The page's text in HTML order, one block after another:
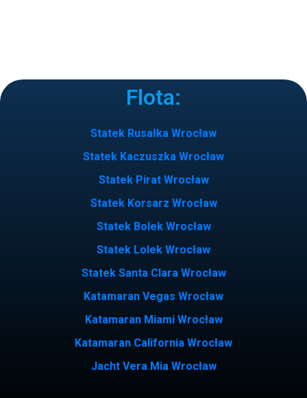
Flota:
Statek Rusałka Wrocław
Statek Kaczuszka Wrocław
Statek Pirat Wrocław
Statek Korsarz Wrocław
Statek Bolek Wrocław
Statek Lolek Wrocław
Statek Santa Clara Wrocław
Katamaran Vegas Wrocław
Katamaran Miami Wrocław
Katamaran California Wrocław
Jacht Vera Mia Wrocław